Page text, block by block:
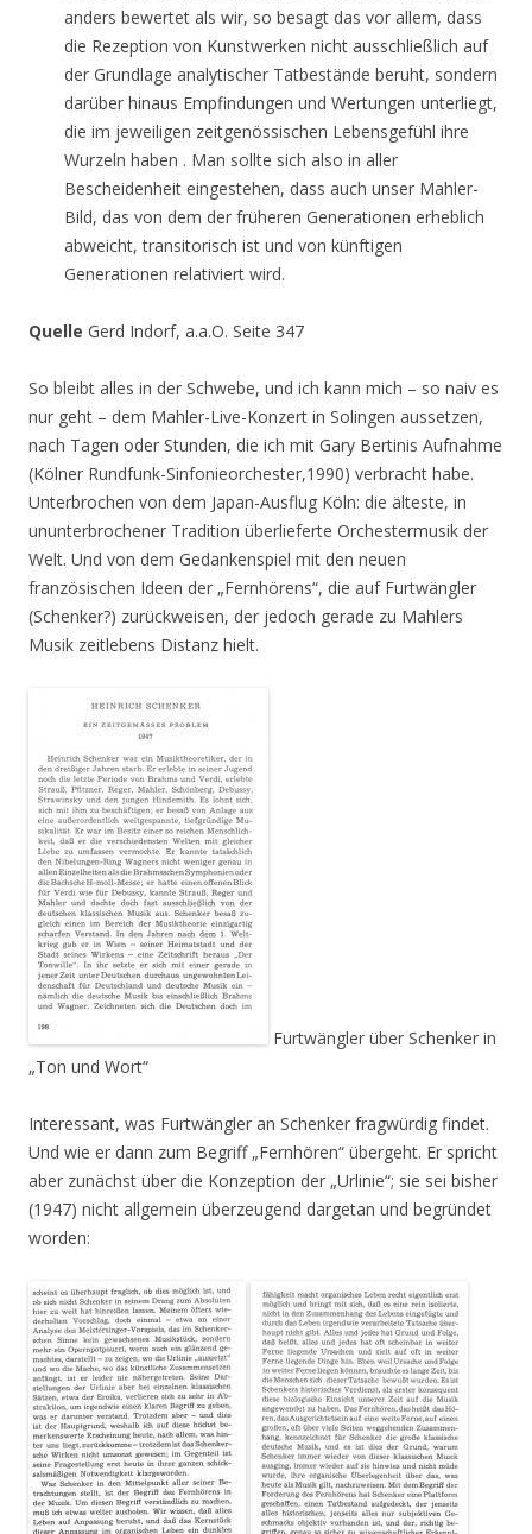
anders bewertet als wir, so besagt das vor allem, dass
die Rezeption von Kunstwerken nicht ausschließlich auf
der Grundlage analytischer Tatbestände beruht, sondern
darüber hinaus Empfindungen und Wertungen unterliegt,
die im jeweiligen zeitgenössischen Lebensgefühl ihre
Wurzeln haben . Man sollte sich also in aller
Bescheidenheit eingestehen, dass auch unser Mahler-
Bild, das von dem der früheren Generationen erheblich
abweicht, transitorisch ist und von künftigen
Generationen relativiert wird.
Quelle Gerd Indorf, a.a.O. Seite 347
So bleibt alles in der Schwebe, und ich kann mich – so naiv es
nur geht – dem Mahler-Live-Konzert in Solingen aussetzen,
nach Tagen oder Stunden, die ich mit Gary Bertinis Aufnahme
(Kölner Rundfunk-Sinfonieorchester,1990) verbracht habe.
Unterbrochen von dem Japan-Ausflug Köln: die älteste, in
ununterbrochener Tradition überlieferte Orchestermusik der
Welt. Und von dem Gedankenspiel mit den neuen
französischen Ideen der „Fernhörens“, die auf Furtwängler
(Schenker?) zurückweisen, der jedoch gerade zu Mahlers
Musik zeitlebens Distanz hielt.
Furtwängler über Schenker in
„Ton und Wort“
Interessant, was Furtwängler an Schenker fragwürdig findet.
Und wie er dann zum Begriff „Fernhören“ übergeht. Er spricht
aber zunächst über die Konzeption der „Urlinie“; sie sei bisher
(1947) nicht allgemein überzeugend dargetan und begründet
worden: